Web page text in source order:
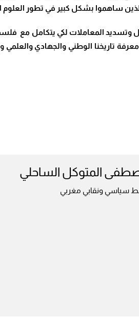
ساهموا بشكل كبير في تطور العلوم
وتسديد المعاملات لكي يتكامل مع
تاريخنا الوطني والجهادي والعلمي
المتوكل الساحلي
سياسي ونقابي مغربي